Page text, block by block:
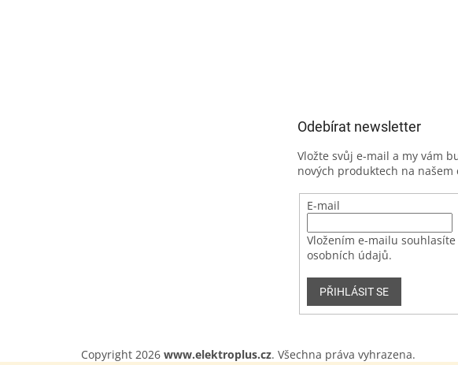
Odebírat newsletter
Vložte svůj e-mail a my vám
nových produktech na našem
E-mail
Vložením e-mailu
osobních údajů.
PŘIHLÁSIT SE
Copyright 2026 www.elektroplus.cz. Všechna práva vyhrazena.